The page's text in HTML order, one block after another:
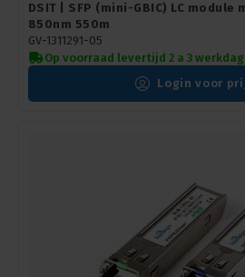
DSIT | SFP (mini-GBIC) LC
850nm 550m
GV-1311291-05
Op voorraad levertijd 2 a 3
Login voor